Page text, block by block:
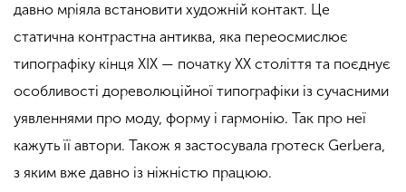
давно мріяла встановити художній контакт. Це
статична контрастна антиква, яка переосмислює
типографіку кінця ХІХ — початку ХХ століття та поєднує
особливості дореволюційної типографіки із сучасними
уявленнями про моду, форму і гармонію. Так про неї
кажуть її автори. Також я застосувала гротеск Gerbera,
з яким вже давно із ніжністю працюю.